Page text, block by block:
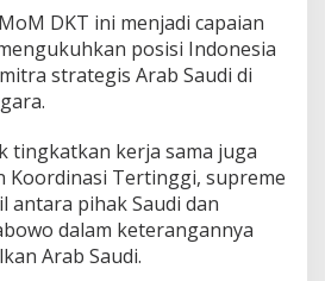
s
i
U
S
D
M
i
l
i
a
r
DKT ini menjadi capaian
posisi Indonesia
strategis Arab Saudi di
tingkatkan kerja sama juga
Koordinasi Tertinggi, supreme
antara pihak Saudi dan
dalam keterangannya
Arab Saudi.